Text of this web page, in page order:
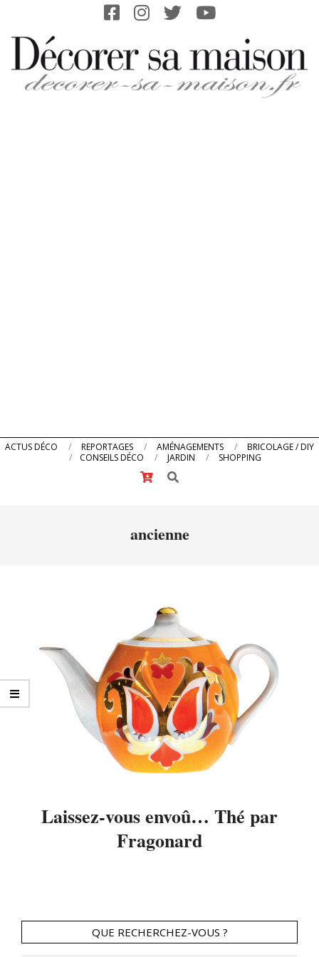
content
Primary
ACTUS DÉCO REPORTAGES AMÉNAGEMENTS
BRICOLAGE / DIY
CONSEILS DÉCO
JARDIN
SHOPPING
Search
ancienne
Laissez-vous envoû… Thé par
Fragonard
QUE RECHERCHEZ-VOUS ?